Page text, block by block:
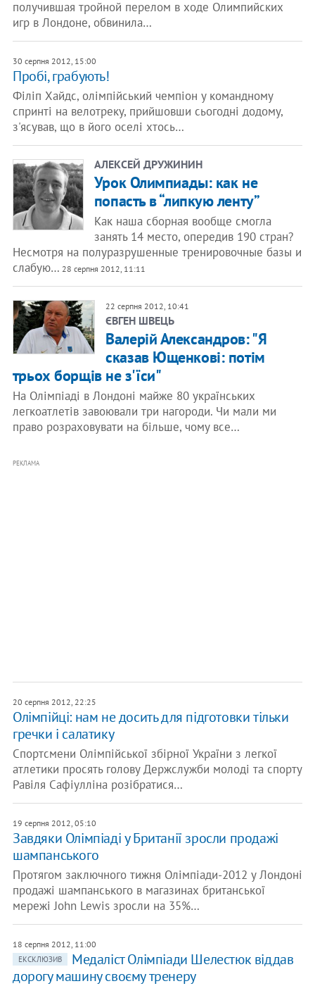
получившая тройной перелом в ходе Олимпийских
игр в Лондоне, обвинила…
30 серпня 2012, 15:00
Пробі, грабують!
Філіп Хайдс, олімпійський чемпіон у командному
спринті на велотреку, прийшовши сьогодні додому,
з'ясував, що в його оселі хтось…
АЛЕКСЕЙ ДРУЖИНИН
Урок Олимпиады: как не
попасть в “липкую ленту”
Как наша сборная вообще смогла
занять 14 место, опередив 190 стран?
Несмотря на полуразрушенные тренировочные базы и
слабую… 28 серпня 2012, 11:11
22 серпня 2012, 10:41
ЄВГЕН ШВЕЦЬ
Валерій Александров: "Я
сказав Ющенкові: потім
трьох борщів не з'їси"
На Олімпіаді в Лондоні майже 80 українських
легкоатлетів завоювали три нагороди. Чи мали ми
право розраховувати на більше, чому все…
РЕКЛАМА
20 серпня 2012, 22:25
Олімпійці: нам не досить для підготовки тільки
гречки і салатику
Спортсмени Олімпійської збірної України з легкої
атлетики просять голову Держслужби молоді та спорту
Равіля Сафіулліна розібратися…
19 серпня 2012, 05:10
Завдяки Олімпіаді у Британії зросли продажі
шампанського
Протягом заключного тижня Олімпіади-2012 у Лондоні
продажі шампанського в магазинах британської
мережі John Lewis зросли на 35%…
18 серпня 2012, 11:00
ЕКСКЛЮЗИВ
Медаліст Олімпіади Шелестюк віддав
дорогу машину своєму тренеру